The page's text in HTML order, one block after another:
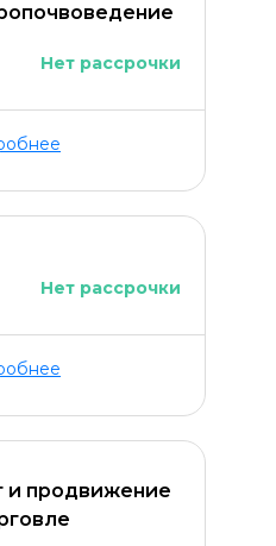
Нет рассрочки
Нет рассрочки
и продвижение